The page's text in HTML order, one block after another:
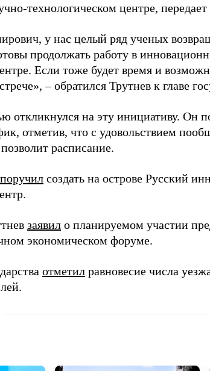
технологическом центре, передает
у нас целый ряд ученых
продолжать работу в
Если тоже будет время и
– обратился Трутнев к главе
откликнулся на эту инициативу. Он
отметив, что с удовольствием
расписание.
поручил создать на острове Русский
заявил о планируемом участии
экономическом форуме.
отметил равновесие числа